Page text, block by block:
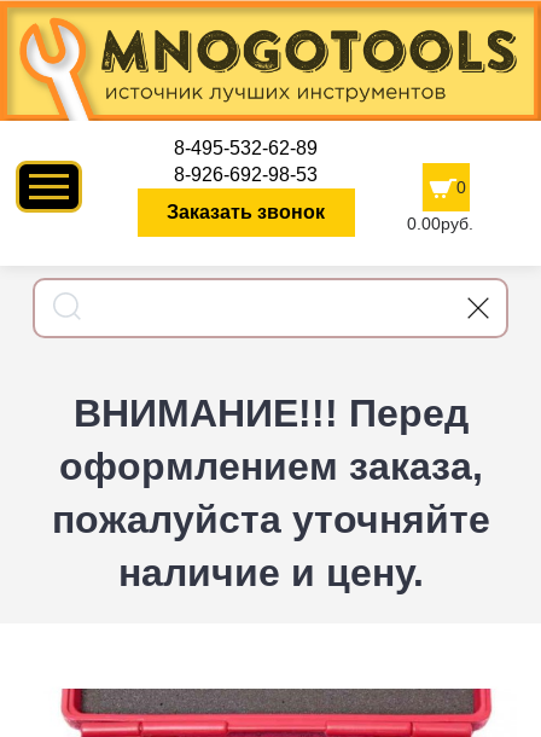
8-495-532-62-89
8-926-692-98-53
Заказать звонок
0
0.00руб.
ВНИМАНИЕ!!! Перед
оформлением заказа,
пожалуйста уточняйте
наличие и цену.